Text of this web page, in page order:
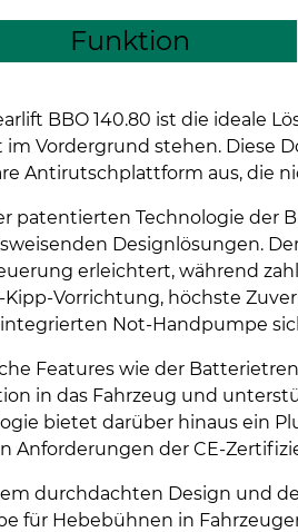
Funktion
BBO 140.80 ist die ideale
im Vordergrund stehen. Diese
Antirutschplattform aus, die
patentierten Technologie der
Designlösungen.
erleichtert, während
Vorrichtung, höchste
Not-Handpumpe
Features wie der
in das Fahrzeug und
bietet darüber hinaus ein
Anforderungen der CE-
durchdachten Design und
für Hebebühnen in